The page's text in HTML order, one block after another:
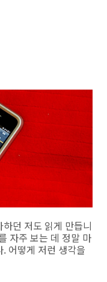
던 저도 읽게 만듭니
자주 보는 데 정말 마
어떻게 저런 생각을